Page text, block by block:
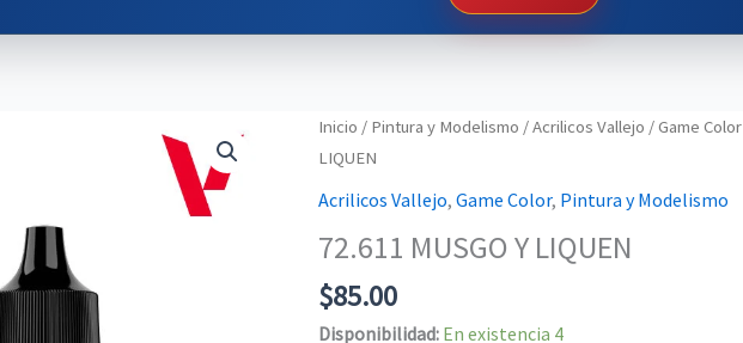
Inicio / Pintura y Modelismo /Acrilicos Vallejo /Game Color
LIQUEN
Acrilicos Vallejo, Game Color, Pintura y Modelismo
72.611 MUSGO Y LIQUEN
$85.00
Disponibilidad: En existencia 4